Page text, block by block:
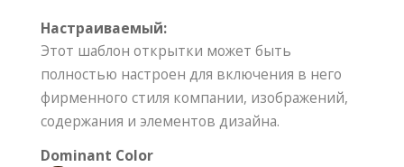
Настраиваемый:
Этот шаблон открытки может быть
полностью настроен для включения в него
фирменного стиля компании, изображений,
содержания и элементов дизайна.
Dominant Color